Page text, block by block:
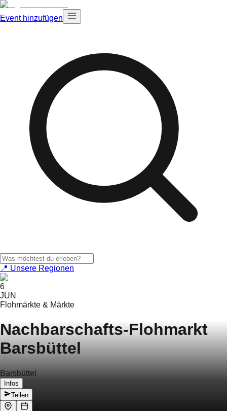
Event hinzufügen
📍 Unsere Regionen
6
JUN
Flohmärkte & Märkte
Nachbarschafts-Flohmarkt
Barsbüttel
Barsbüttel
Infos
Teilen